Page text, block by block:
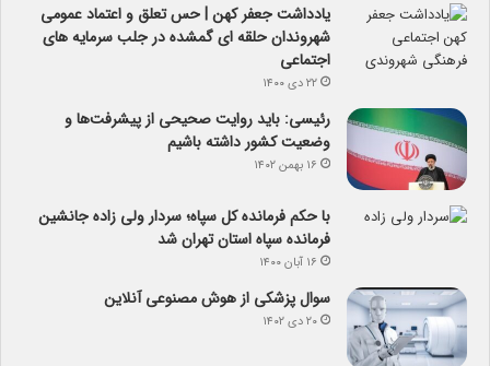
یادداشت جعفر کهن | حس تعلق و اعتماد عمومی
شهروندان حلقه ای گمشده در جلب سرمایه های
اجتماعی
۲۲ دی ۱۴۰۰
رئیسی: باید روایت صحیحی از پیشرفت‌ها و
وضعیت کشور داشته باشیم
۱۶ بهمن ۱۴۰۲
با حکم فرمانده کل سپاه؛ سردار ولی زاده جانشین
فرمانده سپاه استان تهران شد
۱۶ آبان ۱۴۰۰
سوال پزشکی از هوش مصنوعی آنلاین
۲۰ دی ۱۴۰۲